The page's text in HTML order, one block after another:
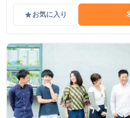
gradeお気に入り